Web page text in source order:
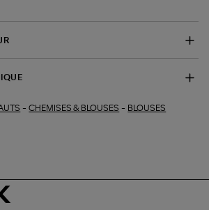
-CHEMISES & BLOUSES - BLOUSES